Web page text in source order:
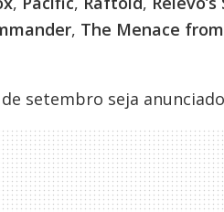
, The Menace
setembro seja